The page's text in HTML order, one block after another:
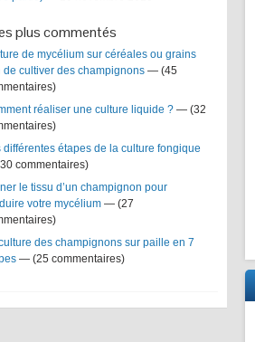
plus commentés
de mycélium sur céréales ou grains
de cultiver des champignons — (45
réaliser une culture liquide ? — (32
différentes étapes de la culture fongique
commentaires)
le tissu d’un champignon pour
votre mycélium — (27
des champignons sur paille en 7
— (25 commentaires)